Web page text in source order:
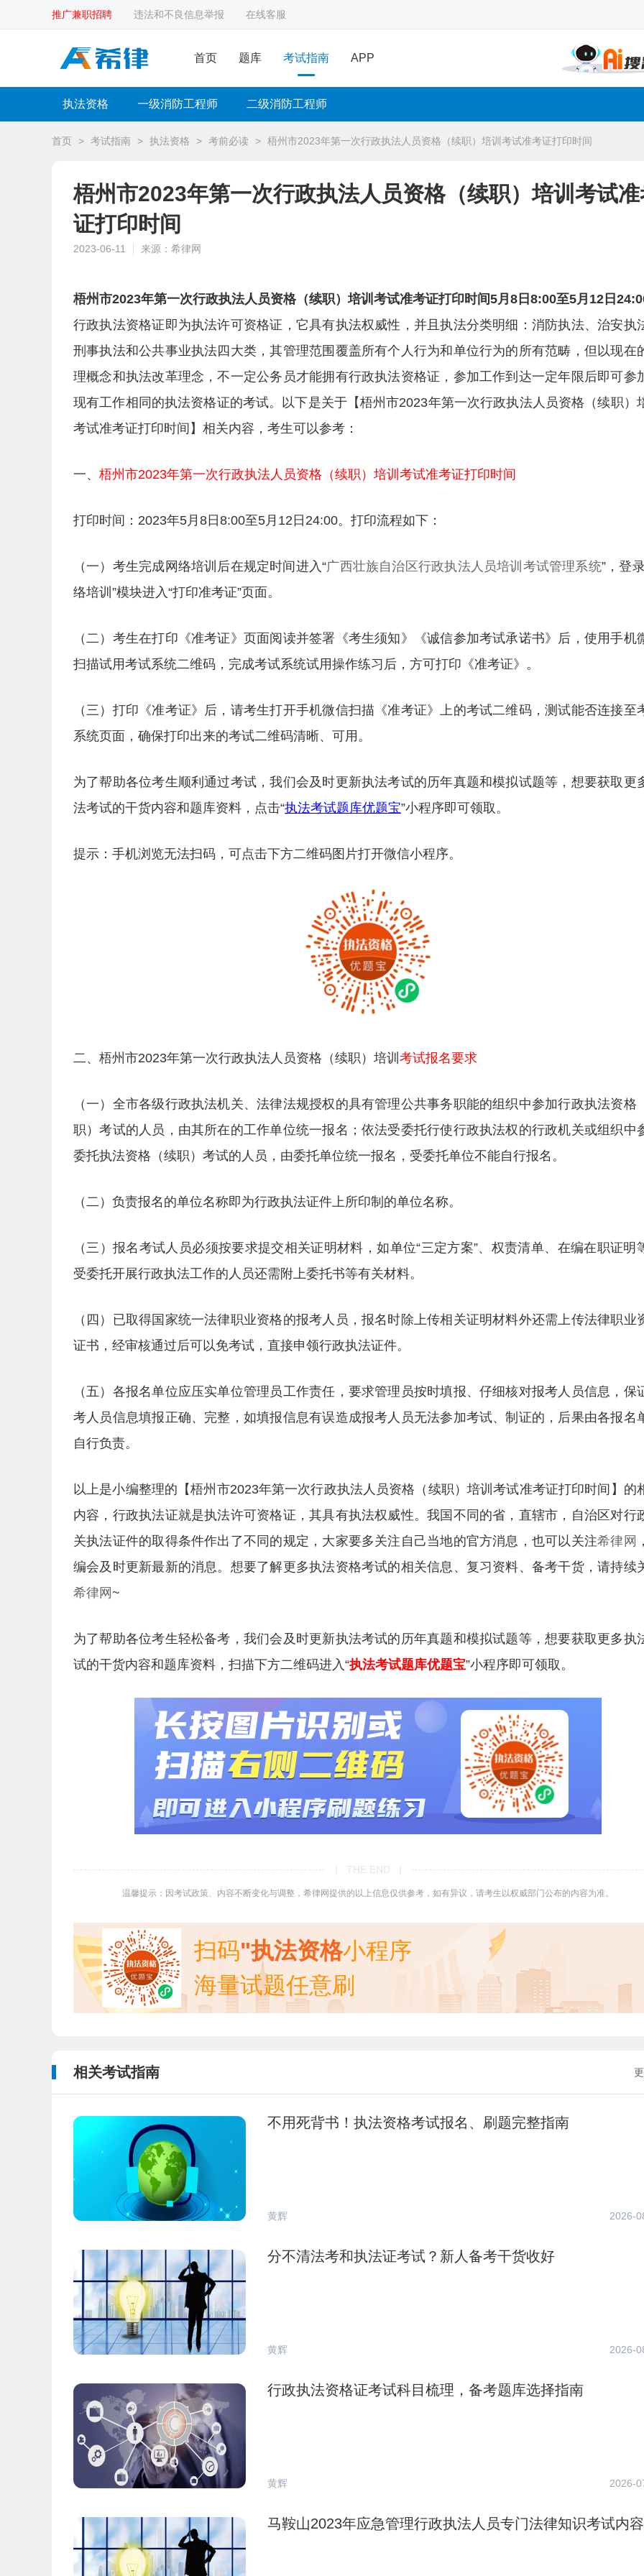
推广兼职招聘 违法和不良信息举报 在线客服
首页 题库 考试指南 APP
执法资格 一级消防工程师 二级消防工程师
首页 > 考试指南 > 执法资格 > 考前必读 > 梧州市2023年第一次行政执法人员资格（续职）培训考试准考证打印时间
梧州市2023年第一次行政执法人员资格（续职）培训考试
证打印时间
2023-06-11 来源：希律网
梧州市2023年第一次行政执法人员资格（续职）培训考试准考证打印时间5月8日8:00至5月12日
行政执法资格证即为执法许可资格证，它具有执法权威性，并且执法分类明细：消防执法、治安执
刑事执法和公共事业执法四大类，其管理范围覆盖所有个人行为和单位行为的所有范畴，但以现在
理概念和执法改革理念，不一定公务员才能拥有行政执法资格证，参加工作到达一定年限后即可参
现有工作相同的执法资格证的考试。以下是关于【梧州市2023年第一次行政执法人员资格（续职）
考试准考证打印时间】相关内容，考生可以参考：
一、 梧州市2023年第一次行政执法人员资格（续职）培训考试准考证打印时间
打印时间：2023年5月8日8:00至5月12日24:00。打印流程如下：
（一）考生完成网络培训后在规定时间进入“广西壮族自治区行政执法人员培训考试管理系统”，登
络培训”模块进入“打印准考证”页面。
（二）考生在打印《准考证》页面阅读并签署《考生须知》《诚信参加考试承诺书》后，使用手机
扫描试用考试系统二维码，完成考试系统试用操作练习后，方可打印《准考证》。
（三）打印《准考证》后，请考生打开手机微信扫描《准考证》上的考试二维码，测试能否连接至
系统页面，确保打印出来的考试二维码清晰、可用。
为了帮助各位考生顺利通过考试，我们会及时更新执法考试的历年真题和模拟试题等，想要获取更
法考试的干货内容和题库资料，点击“执法考试题库优题宝”小程序即可领取。
提示：手机浏览无法扫码，可点击下方二维码图片打开微信小程序。
二、梧州市2023年第一次行政执法人员资格（续职）培训 考试报名要求
（一）全市各级行政执法机关、法律法规授权的具有管理公共事务职能的组织中参加行政执法资格
职）考试的人员，由其所在的工作单位统一报名；依法受委托行使行政执法权的行政机关或组织中
委托执法资格（续职）考试的人员，由委托单位统一报名，受委托单位不能自行报名。
（二）负责报名的单位名称即为行政执法证件上所印制的单位名称。
（三）报名考试人员必须按要求提交相关证明材料，如单位“三定方案”、权责清单、在编在职证明
受委托开展行政执法工作的人员还需附上委托书等有关材料。
（四）已取得国家统一法律职业资格的报考人员，报名时除上传相关证明材料外还需上传法律职业
证书，经审核通过后可以免考试，直接申领行政执法证件。
（五）各报名单位应压实单位管理员工作责任，要求管理员按时填报、仔细核对报考人员信息，保
考人员信息填报正确、完整，如填报信息有误造成报考人员无法参加考试、制证的，后果由各报名
自行负责。
以上是小编整理的【梧州市2023年第一次行政执法人员资格（续职）培训考试准考证打印时间】的
内容，行政执法证就是执法许可资格证，其具有执法权威性。我国不同的省，直辖市，自治区对行
关执法证件的取得条件作出了不同的规定，大家要多关注自己当地的官方消息，也可以关注希律网
编会及时更新最新的消息。想要了解更多执法资格考试的相关信息、复习资料、备考干货，请持续
希律网 ~
为了帮助各位考生轻松备考，我们会及时更新执法考试的历年真题和模拟试题等，想要获取更多执
试的干货内容和题库资料，扫描下方二维码进入“执法考试题库优题宝”小程序即可领取。
| THE END |
温馨提示：因考试政策、内容不断变化与调整，希律网提供的以上信息仅供参考，如有异议，请考生以权威部门公布的内容为准。
扫码"执法资格小程序
海量试题任意刷
相关考试指南
不用死背书！执法资格考试报名、刷题完整指南
黄辉 2026-
分不清法考和执法证考试？新人备考干货收好
黄辉 2026-
行政执法资格证考试科目梳理，备考题库选择指南
黄辉 2026-
马鞍山2023年应急管理行政执法人员专门法律知识考试内容